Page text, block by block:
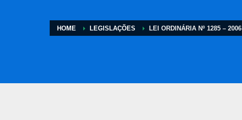
HOME LEGISLAÇÕES LEI ORDINÁRIA Nº 1285 – 2006